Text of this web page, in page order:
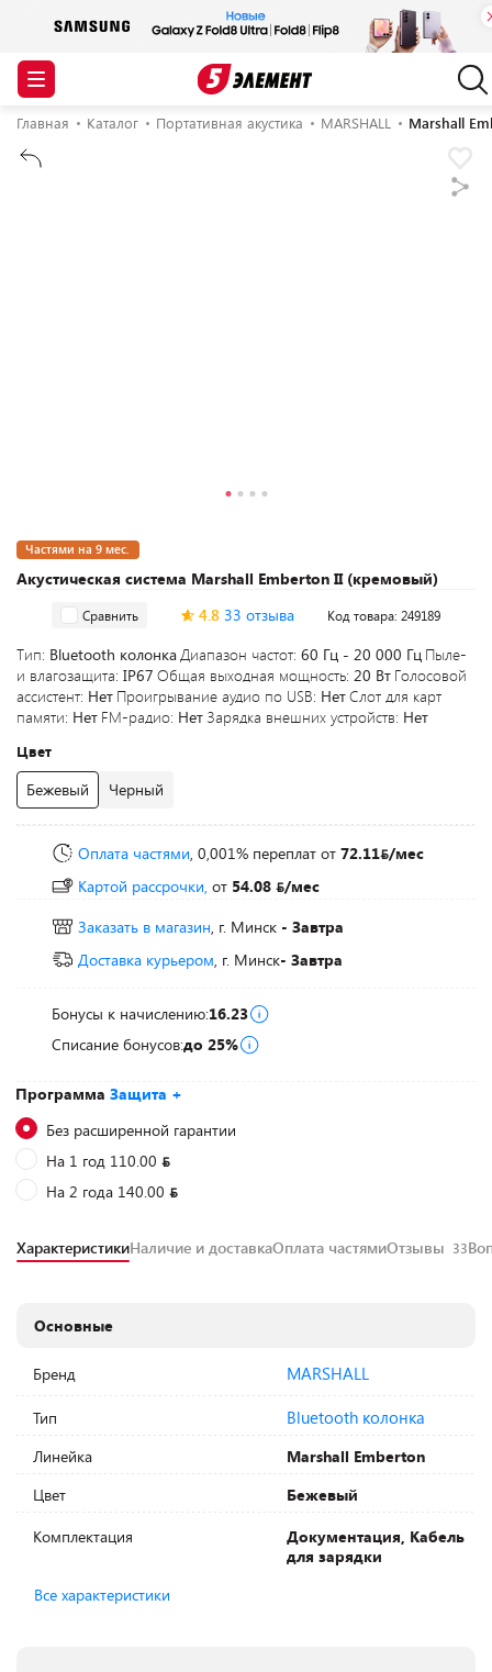
Главная Каталог Портативная акустика MARSHALL Marshall
Акустическая система Marshall Emberton II (кремовый)
Частями на 9 мес.
Программа Защита +
Без расширенной гарантии
На 1 год 110.00
На 2 года 140.00
Сравнить 4.8 33 отзыва Код товара: 249189
Тип: Bluetooth колонкаДиапазон частот: 60 Гц - 20 000 Гц Пыле-
и влагозащита: IP67 Общая выходная мощность: 20 Вт Голосовой
ассистент: Нет Проигрывание аудио по USB: НетСлот для карт
памяти: Нет FM-радио: Нет Зарядка внешних устройств: Нет
Цвет
Бежевый Черный
Оплата частями, 0,001% переплат от 72.11 /мес
Картой рассрочки, от 54.08
/мес
Заказать в магазин, г. Минск - Завтра
Доставка курьером, г. Минск- Завтра
Бонусы к начислению:16.23
Списание бонусов:до 25%
ХарактеристикиНаличие и доставкаОплата частямиОтзывы 33
Основные
Бренд MARSHALL
Тип Bluetooth колонка
Линейка
Marshall Emberton
Цвет
Бежевый
Комплектация
Документация, Кабель
для зарядки
Все характеристики